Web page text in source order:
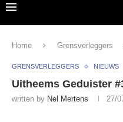
Home Grensverleggers
GRENSVERLEGGERS NIEUWS
Uitheems Geduister
written by Nel Mertens 27/